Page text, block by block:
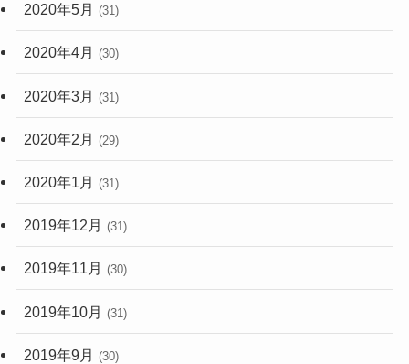
2020年5月 (31)
2020年4月 (30)
2020年3月 (31)
2020年2月 (29)
2020年1月 (31)
2019年12月 (31)
2019年11月 (30)
2019年10月 (31)
2019年9月 (30)